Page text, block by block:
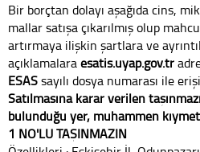
Bir borçtan dolayı aşağıda cins,
mallar satışa çıkarılmış olup
artırmaya ilişkin şartlara ve
açıklamalaraesatis.uyap.gov.tr
ESASsayılı dosya numarası ile
Satılmasına karar verilen
bulunduğu yer, muhammen
1 NO'LU TAŞINMAZIN